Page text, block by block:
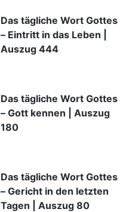
Das tägliche Wort Gottes
– Eintritt in das Leben |
Auszug 444
Das tägliche Wort Gottes
– Gott kennen | Auszug
180
Das tägliche Wort Gottes
– Gericht in den letzten
Tagen | Auszug 80